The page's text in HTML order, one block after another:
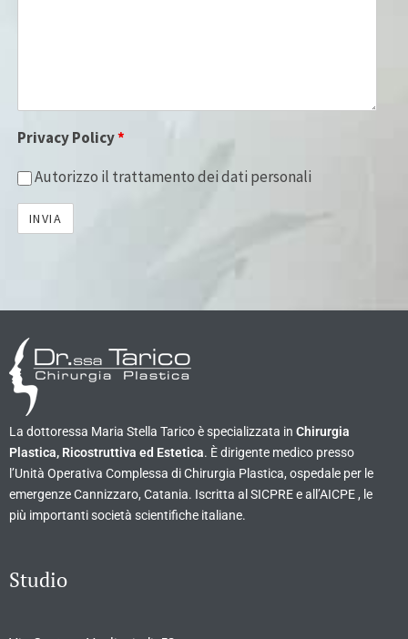
Privacy Policy*
Autorizzo il trattamento dei dati personali
La dottoressa Maria Stella Tarico è specializzata in Chirurgia
Plastica, Ricostruttiva ed Estetica. È dirigente medico presso
l’Unità Operativa Complessa di Chirurgia Plastica, ospedale per le
emergenze Cannizzaro, Catania. Iscritta al SICPRE e all’AICPE , le
più importanti società scientifiche italiane.
Studio